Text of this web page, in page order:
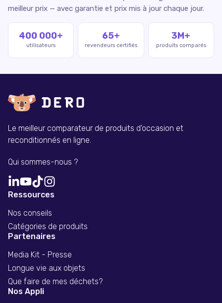
meilleur prix — avec garantie et prix mis à jour chaque jour.
400 000+
utilisateurs
65+
revendeurs certifiés
3M+
produits comparés
Le meilleur comparateur de produits d'occasion et
reconditionnés en ligne.
Qui sommes-nous ?
Ressources
Nos conseils
Catégories de produits
Partenaires
Media Kit - Presse
Longue vie aux objets
Que faire de mes déchets?
Nos Appli